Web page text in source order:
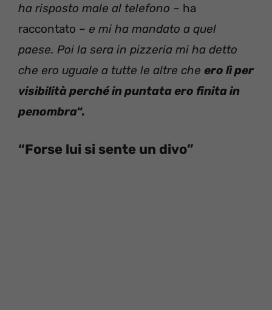
ha risposto male al telefono – ha
raccontato – e mi ha mandato a quel
paese. Poi la sera in pizzeria mi ha detto
che ero uguale a tutte le altre che ero lì per
visibilità perché in puntata ero finita in
penombra“.
“Forse lui si sente un divo”